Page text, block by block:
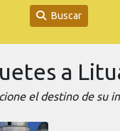
Buscar
a
el destino de su